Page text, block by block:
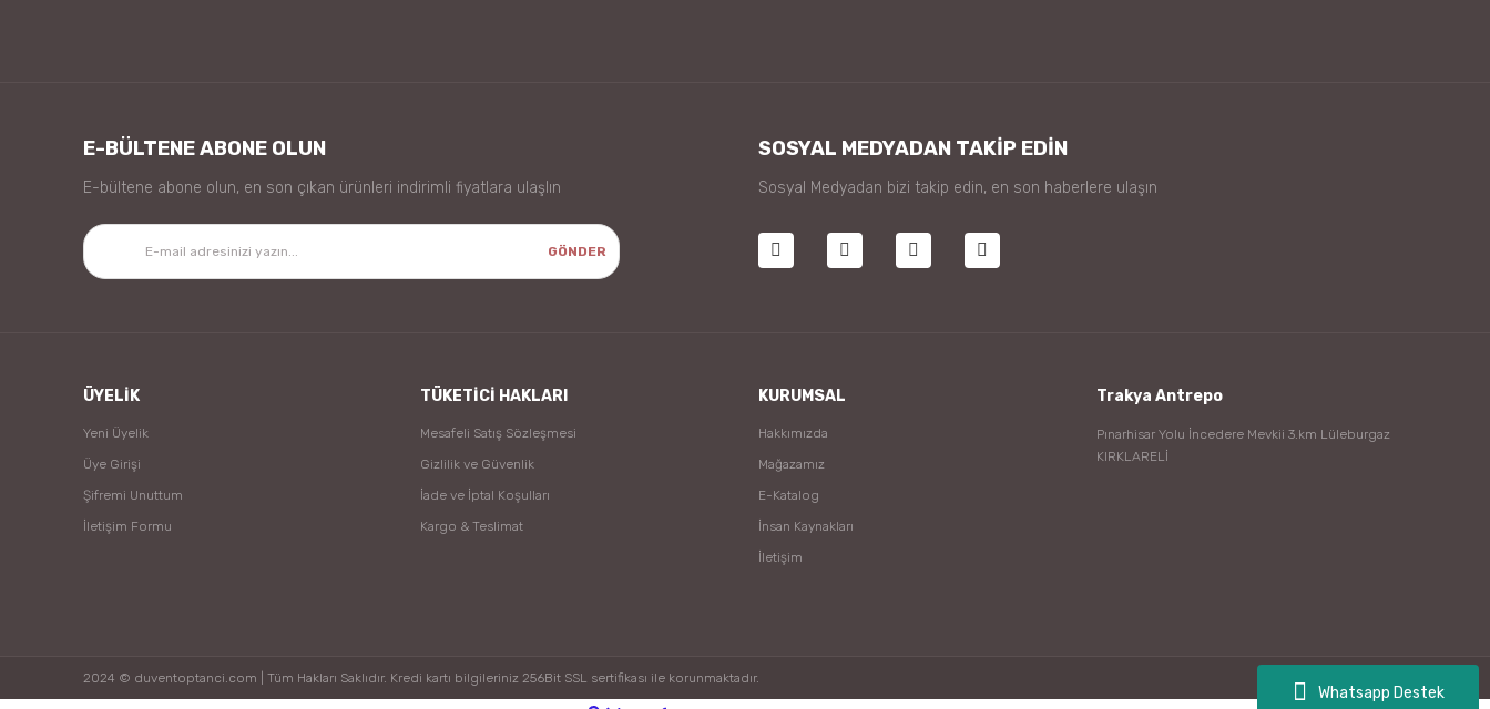
Whatsapp Destek
E-BÜLTENE ABONE OLUN
E-bültene abone olun, en son çıkan ürünleri indirimli fiyatlara ulaşlın
GÖNDER
SOSYAL MEDYADAN TAKİP EDİN
Sosyal Medyadan bizi takip edin, en son haberlere ulaşın
ÜYELİK
Yeni Üyelik
Üye Girişi
Şifremi Unuttum
İletişim Formu
TÜKETİCİ HAKLARI
Mesafeli Satış Sözleşmesi
Gizlilik ve Güvenlik
İade ve İptal Koşulları
Kargo & Teslimat
KURUMSAL
Hakkımızda
Mağazamız
E-Katalog
İnsan Kaynakları
İletişim
Trakya Antrepo
Pınarhisar Yolu İncedere Mevkii 3.km Lüleburgaz
KIRKLARELİ
2024 © duventoptanci.com | Tüm Hakları Saklıdır. Kredi kartı bilgileriniz 256Bit SSL sertifikası ile korunmaktadır.